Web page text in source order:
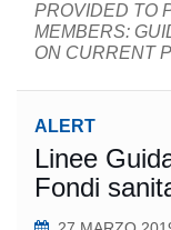
PROVIDED TO
MEMBERS:
ALERT
Linee
Fondi